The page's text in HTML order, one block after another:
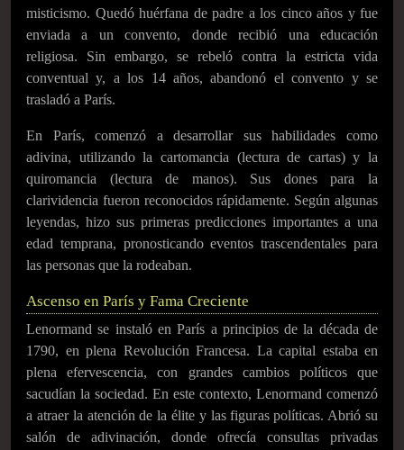
misticismo. Quedó huérfana de padre a los cinco años y fue
enviada a un convento, donde recibió una educación
religiosa. Sin embargo, se rebeló contra la estricta vida
conventual y, a los 14 años, abandonó el convento y se
trasladó a París.
En París, comenzó a desarrollar sus habilidades como
adivina, utilizando la cartomancia (lectura de cartas) y la
quiromancia (lectura de manos). Sus dones para la
clarividencia fueron reconocidos rápidamente. Según algunas
leyendas, hizo sus primeras predicciones importantes a una
edad temprana, pronosticando eventos trascendentales para
las personas que la rodeaban.
Ascenso en París y Fama Creciente
Lenormand se instaló en París a principios de la década de
1790, en plena Revolución Francesa. La capital estaba en
plena efervescencia, con grandes cambios políticos que
sacudían la sociedad. En este contexto, Lenormand comenzó
a atraer la atención de la élite y las figuras políticas. Abrió su
salón de adivinación, donde ofrecía consultas privadas